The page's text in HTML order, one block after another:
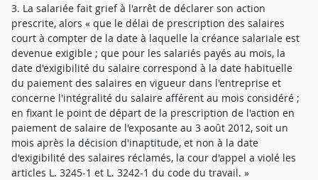
3. La salariée fait grief à l'arrêt de déclarer son action
prescrite, alors « que le délai de prescription des salaires
court à compter de la date à laquelle la créance salariale est
devenue exigible ; que pour les salariés payés au mois, la
date d'exigibilité du salaire correspond à la date habituelle
du paiement des salaires en vigueur dans l'entreprise et
concerne l'intégralité du salaire afférent au mois considéré ;
en fixant le point de départ de la prescription de l'action en
paiement de salaire de l'exposante au 3 août 2012, soit un
mois après la décision d'inaptitude, et non à la date
d'exigibilité des salaires réclamés, la cour d'appel a violé les
articles L. 3245-1 et L. 3242-1 du code du travail. »